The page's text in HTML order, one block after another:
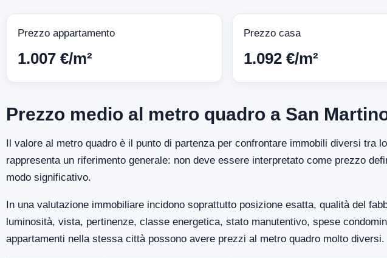
Prezzo appartamento
1.007 €/m²
Prezzo casa
1.092 €/m²
Prezzo medio al metro quadro a San
Il valore al metro quadro è il punto di partenza per confrontare immobili diversi tra
rappresenta un riferimento generale: non deve essere interpretato come prezzo
modo significativo.
In una valutazione immobiliare incidono soprattutto posizione esatta, qualità del
luminosità, vista, pertinenze, classe energetica, stato manutentivo, spese
appartamenti nella stessa città possono avere prezzi al metro quadro molto diversi.